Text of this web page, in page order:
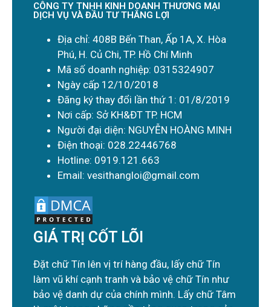
CÔNG TY TNHH KINH DOANH THƯƠNG MẠI
DỊCH VỤ VÀ ĐẦU TƯ THẮNG LỢI
Địa chỉ: 408B Bến Than, Ấp 1A, X. Hòa
Phú, H. Củ Chi, TP. Hồ Chí Minh
Mã số doanh nghiệp: 0315324907
Ngày cấp 12/10/2018
Đăng ký thay đổi lần thứ 1: 01/8/2019
Nơi cấp: Sở KH&ĐT TP. HCM
Người đại diện: NGUYỄN HOÀNG MINH
Điện thoại: 028.22446768
Hotline: 0919.121.663
Email: vesithangloi@gmail.com
GIÁ TRỊ CỐT LÕI
Đặt chữ Tín lên vị trí hàng đầu, lấy chữ Tín
làm vũ khí cạnh tranh và bảo vệ chữ Tín như
bảo vệ danh dự của chính mình. Lấy chữ Tâm